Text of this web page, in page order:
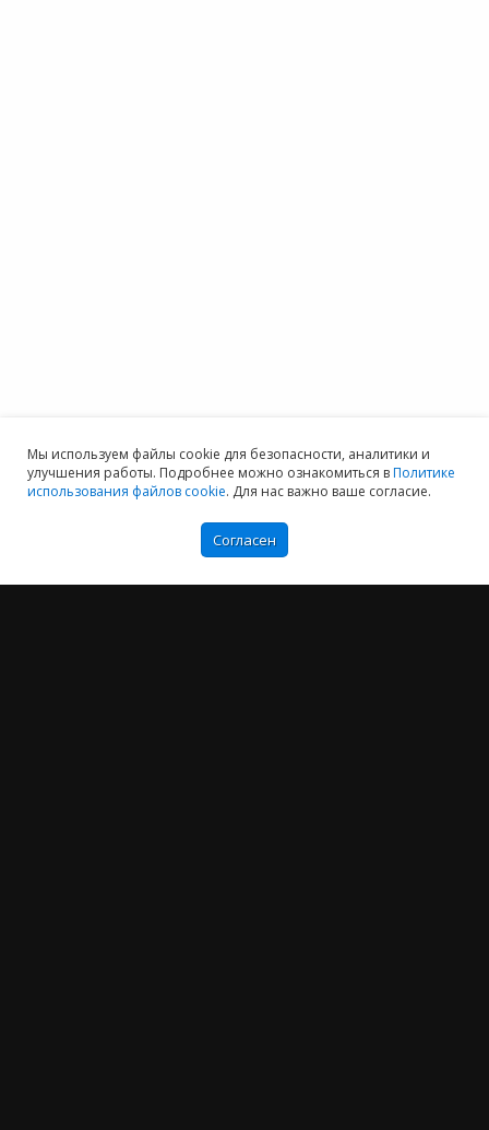
Мы используем файлы cookie для безопасности, аналитики и
улучшения работы. Подробнее можно ознакомиться вПолитике
использования файлов cookie. Для нас важно ваше согласие.
Согласен